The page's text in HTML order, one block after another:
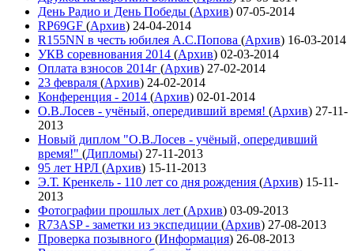
День Радио и День Победы (Архив) 07-05-2014
RP69GF (Архив) 24-04-2014
R155NN в честь юбилея А.С.Попова (Архив) 16-03-2014
УКВ соревнования 2014 (Архив) 02-03-2014
Оплата взносов 2014г (Архив) 27-02-2014
23 февраля (Архив) 24-02-2014
Конференция - 2014 (Архив) 02-01-2014
О.В.Лосев - учёный, опередивший время! (Архив) 27-11-
2013
Новый диплом "О.В.Лосев - учёный, опередивший
время!" (Дипломы) 27-11-2013
95 лет НРЛ (Архив) 15-11-2013
Э.Т. Кренкель - 110 лет со дня рождения (Архив) 15-11-
2013
Фотографии прошлых лет (Архив) 03-09-2013
R73ASP - заметки из экспедиции (Архив) 27-08-2013
Проверка позывного (Информация) 26-08-2013